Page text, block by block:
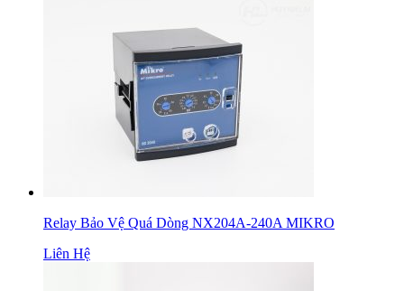
Relay Bảo Vệ Quá Dòng NX204A-240A MIKRO
Liên Hệ